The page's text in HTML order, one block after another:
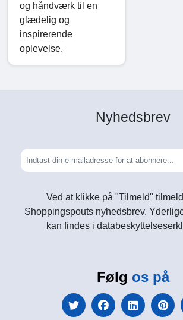
og håndværk til en
glædelig og
inspirerende
oplevelse.
Nyhedsbrev
Ved at klikke på "Tilmeld"
Shoppingspouts nyhedsbrev.
kan findes i
Følg os på